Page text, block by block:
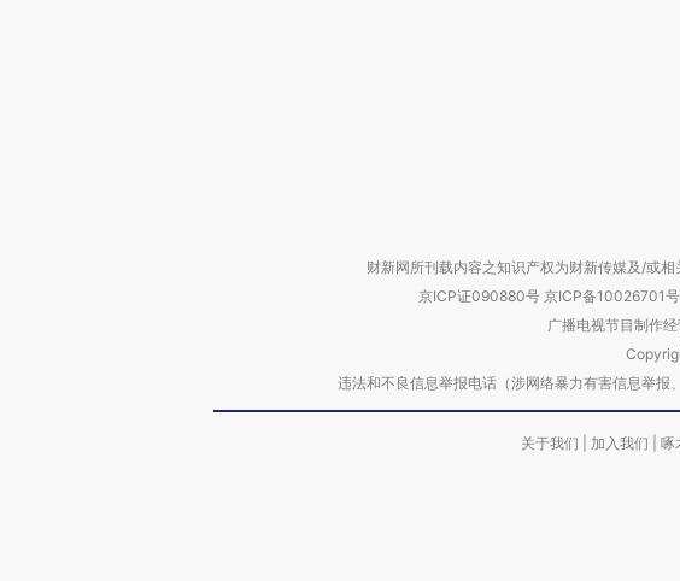
财新网所刊载内容之知识产权为财新传媒及/或
京ICP证090880号 京ICP备10026701
广播电视节目制作
违法和不良信息举报电话（涉网络暴力有害信息举
关于我们 加入我们 啄